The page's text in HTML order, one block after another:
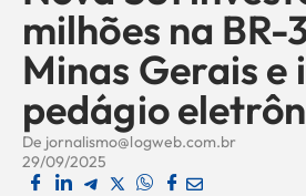
milhões na BR-
Minas Gerais
pedágio
De jornalismo@logweb.com.br
29/09/2025